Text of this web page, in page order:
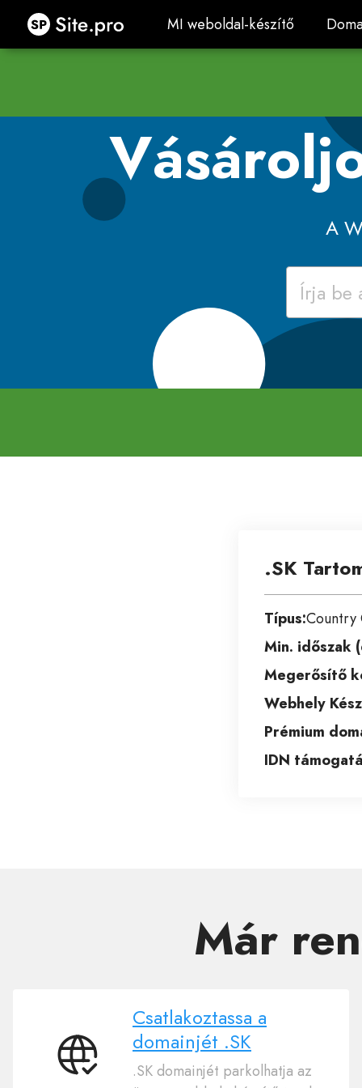
Site.pro MI weboldal-készítő
MI weboldal-készítő
A
.SK
Típus:Country
Min. időszak
Megerősítő
Webhely
Prémium
IDN
Már
Csatlakoztassa
Csatlakoztassa a
domainjét .SK
.SK domainjét parkolhatja az